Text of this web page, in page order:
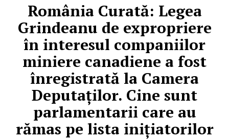
România Curată: Legea
Grindeanu de expropriere
în interesul companiilor
miniere canadiene a fost
înregistrată la Camera
Deputaților. Cine sunt
parlamentarii care au
rămas pe lista inițiatorilor